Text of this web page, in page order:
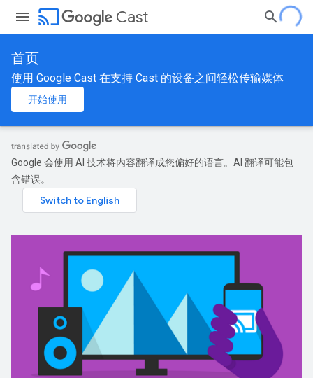
cast Cast
首页
使用 Google Cast 在支持 Cast 的设备之间轻松传输媒体
开始使用
Google 会使用 AI 技术将内容翻译成您偏好的语言。AI 翻译可能包
含错误。